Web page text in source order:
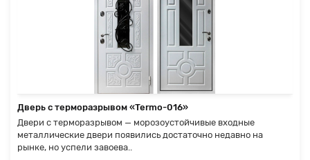
Дверь с терморазрывом «Termo-016»
Двери с терморазрывом — морозоустойчивые входные
металлические двери появились достаточно недавно на
рынке, но успели завоева..